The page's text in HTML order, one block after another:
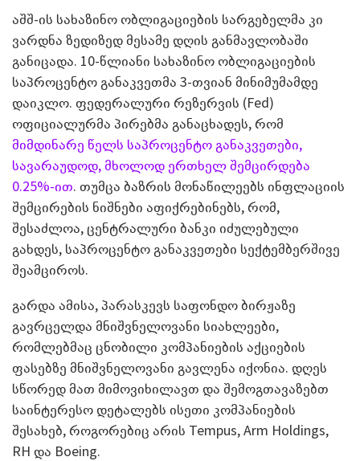
აშშ-ის სახაზინო ობლიგაციების სარგებელმა კი
ვარდნა ზედიზედ მესამე დღის განმავლობაში
განიცადა. 10-წლიანი სახაზინო ობლიგაციების
საპროცენტო განაკვეთმა 3-თვიან მინიმუმამდე
დაიკლო. ფედერალური რეზერვის (Fed)
ოფიციალურმა პირებმა განაცხადეს, რომ
მიმდინარე წელს საპროცენტო განაკვეთები,
სავარაუდოდ, მხოლოდ ერთხელ შემცირდება
0.25%-ით. თუმცა ბაზრის მონაწილეებს ინფლაციის
შემცირების ნიშნები აფიქრებინებს, რომ,
შესაძლოა, ცენტრალური ბანკი იძულებული
გახდეს, საპროცენტო განაკვეთები სექტემბერშივე
შეამციროს.
გარდა ამისა, პარასკევს საფონდო ბირჟაზე
გავრცელდა მნიშვნელოვანი სიახლეები,
რომლებმაც ცნობილი კომპანიების აქციების
ფასებზე მნიშვნელოვანი გავლენა იქონია. დღეს
სწორედ მათ მიმოვიხილავთ და შემოგთავაზებთ
საინტერესო დეტალებს ისეთი კომპანიების
შესახებ, როგორებიც არის Tempus, Arm Holdings,
RH და Boeing.